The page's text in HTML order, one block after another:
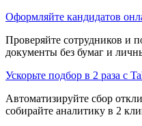
Оформляйте кандидатов
Проверяйте сотрудников и
документы без бумаг и
Ускорьте подбор в 2 раза с
Автоматизируйте сбор
собирайте аналитику в 2